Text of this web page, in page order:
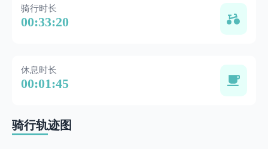
骑行时长
00:33:20
休息时长
00:01:45
骑行轨迹图